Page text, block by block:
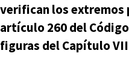
verifican los extremos
artículo 260 del
figuras del Capítulo VII